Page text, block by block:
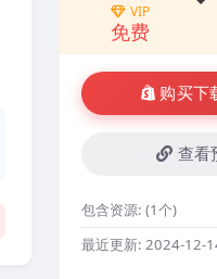
VIP
免费
购买下
查看
包含资源: (1个)
最近更新: 2024-12-